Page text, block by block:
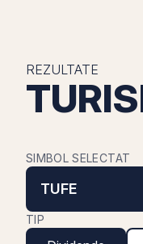
REZULTATE
SIMBOL SELECTAT
TUFE
TIP